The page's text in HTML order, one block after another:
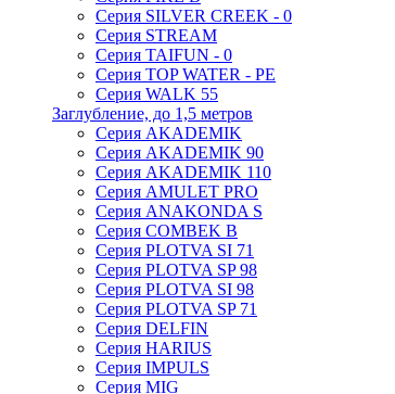
Серия SILVER CREEK - 0
Серия STREAM
Серия TAIFUN - 0
Серия TOP WATER - PE
Серия WALK 55
Заглубление, до 1,5 метров
Серия AKADEMIK
Серия AKADEMIK 90
Серия AKADEMIK 110
Серия AMULET PRO
Серия ANAKONDA S
Серия COMBEK B
Серия PLOTVA SI 71
Серия PLOTVA SP 98
Серия PLOTVA SI 98
Серия PLOTVA SP 71
Серия DELFIN
Серия HARIUS
Серия IMPULS
Серия MIG